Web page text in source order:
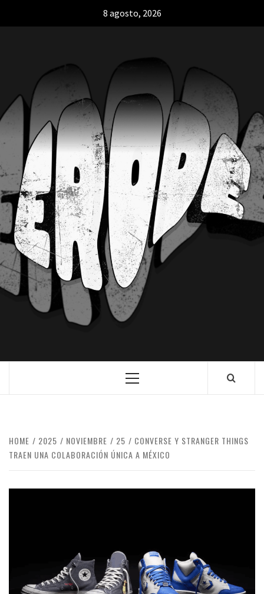
8 agosto, 2026
HOME 2025 NOVIEMBRE 25
CONVERSE Y STRANGER THINGS
TRAEN UNA COLABORACIÓN ÚNICA A MÉXICO